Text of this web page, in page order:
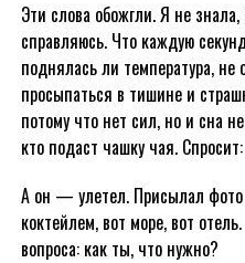
Эти слова обожгли. Я не
справляюсь. Что каждую
поднялась ли температура,
просыпаться в тишине и
потому что нет сил, но и сна
кто подаст чашку чая.
А он — улетел. Присылал фото
коктейлем, вот море, вот
вопроса: как ты, что нужно?